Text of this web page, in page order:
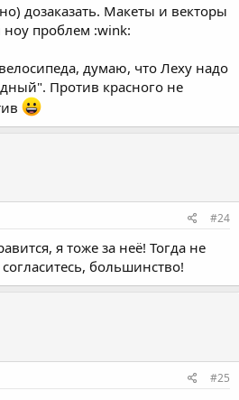
дозаказать. Макеты и векторы
ноу проблем :wink:
думаю, что Леху надо
Против красного не
#24
я тоже за неё! Тогда не
большинство!
#25